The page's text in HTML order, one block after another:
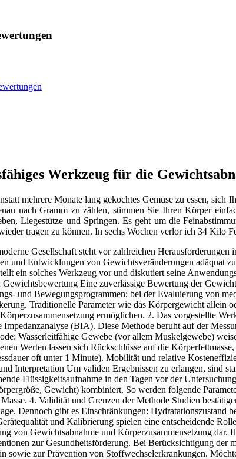
Werkzeug für die
mehrere Monate lang gekochtes Gemüse zu essen,
nach Gramm zu zählen, stimmen Sie Ihren Körper
Liegestütze und Springen. Es geht um die
tragen zu können. In sechs Wochen verlor ich 34 Kilo
Gesellschaft steht vor zahlreichen
und Entwicklungen von Gewichtsveränderungen adäquat
ein solches Werkzeug vor und diskutiert seine
Eine zuverlässige Bewertung der
und Bewegungsprogrammen; bei der Evaluierung von
Traditionelle Parameter wie das Körpergewicht
ermöglichen. 2. Das vorgestellte
(BIA). Diese Methode beruht auf der
Wasserleitfähige Gewebe (vor allem Muskelgewebe)
Werten lassen sich Rückschlüsse auf die
oft unter 1 Minute). Mobilität und relative
Interpretation Um validen Ergebnissen zu erlangen, sind
Flüssigkeitsaufnahme in den Tagen vor der
Gewicht) kombiniert. So werden folgende
4. Validität und Grenzen der Methode Studien
Dennoch gibt es Einschränkungen: Hydratationszustand
und Kalibrierung spielen eine entscheidende
von Gewichtsabnahme und Körperzusammensetzung dar.
zur Gesundheitsförderung. Bei Berücksichtigung der
zur Prävention von Stoffwechselerkrankungen.